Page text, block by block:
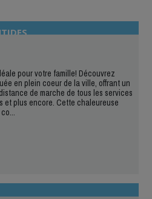
pour votre famille! Découvrez
en plein coeur de la ville, offrant un
de marche de tous les services
et plus encore. Cette chaleureuse